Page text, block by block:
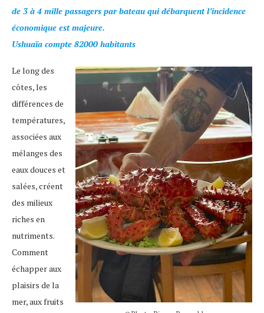
de 3 à 4 mille passagers par bateau qui débarquent l’incidence
économique est majeure.
Ushuaïa compte 82000 habitants
Le long des
côtes, les
différences de
températures,
associées aux
mélanges des
eaux douces et
salées, créent
des milieux
riches en
nutriments.
Comment
échapper aux
plaisirs de la
mer, aux fruits